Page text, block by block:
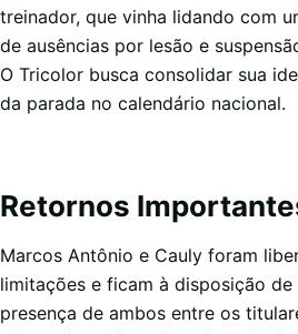
treinador, que vinha lidando com
de ausências por lesão e
O Tricolor busca consolidar sua
da parada no calendário nacional.
Retornos
Marcos Antônio e Cauly foram
limitações e ficam à disposição de
presença de ambos entre os